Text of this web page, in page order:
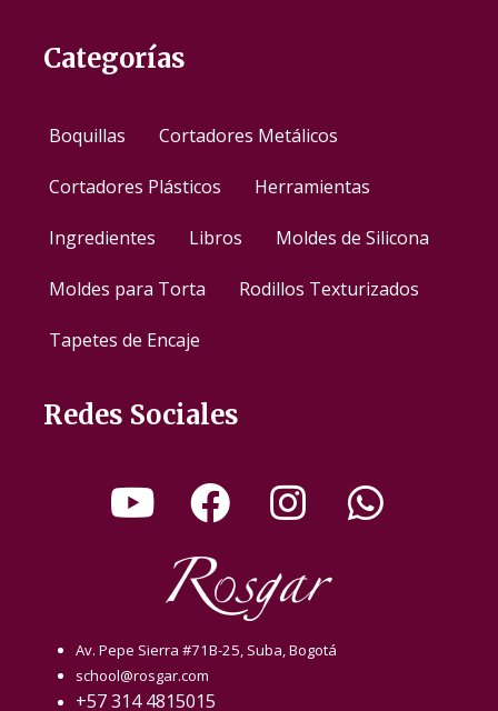
Categorías
Boquillas Cortadores Metálicos
Cortadores Plásticos Herramientas
Ingredientes Libros Moldes de Silicona
Moldes para Torta Rodillos Texturizados
Tapetes de Encaje
Redes Sociales
Av. Pepe Sierra #71B-25, Suba, Bogotá
school@rosgar.com
+57 314 4815015